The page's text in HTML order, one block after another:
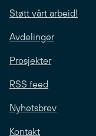
Støtt vårt arbeid!
Avdelinger
Prosjekter
RSS feed
Nyhetsbrev
Kontakt